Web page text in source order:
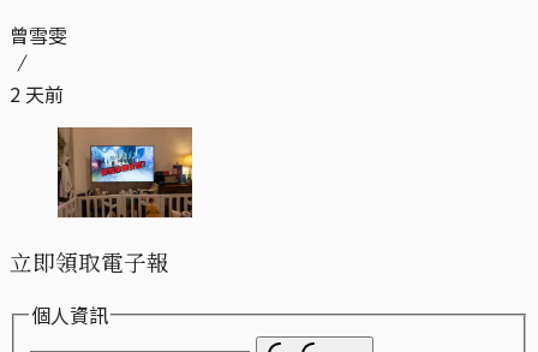
曾雪雯
2 天前
立即領取電子報
個人資訊